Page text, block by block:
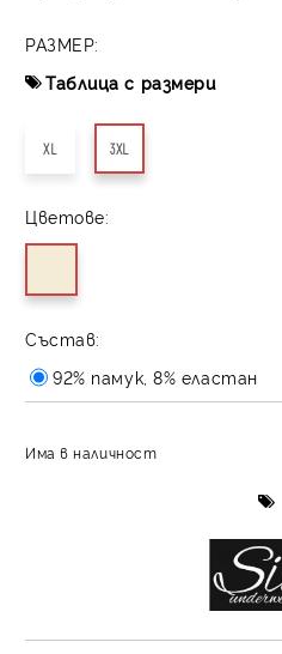
РАЗМЕР:
Таблица с размери
XL 3XL
Цветове:
Състав:
92% памук, 8% еластан
Има в наличност